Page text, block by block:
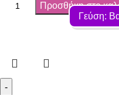
Προσθήκη στο
Γεύση: